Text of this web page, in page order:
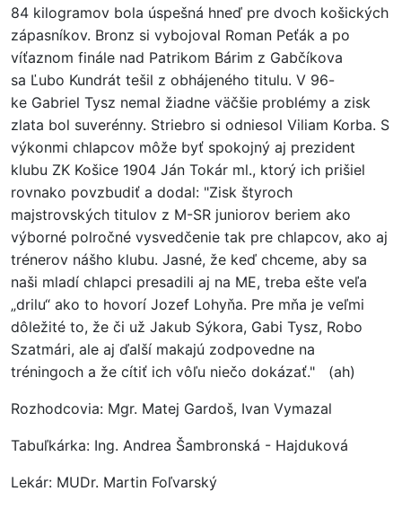
84 kilogramov bola úspešná hneď pre dvoch košických
zápasníkov. Bronz si vybojoval Roman Peťák a po
víťaznom finále nad Patrikom Bárim z Gabčíkova
sa Ľubo Kundrát tešil z obhájeného titulu. V 96-
ke Gabriel Tysz nemal žiadne väčšie problémy a zisk
zlata bol suverénny. Striebro si odniesol Viliam Korba. S
výkonmi chlapcov môže byť spokojný aj prezident
klubu ZK Košice 1904 Ján Tokár ml., ktorý ich prišiel
rovnako povzbudiť a dodal: "Zisk štyroch
majstrovských titulov z M-SR juniorov beriem ako
výborné polročné vysvedčenie tak pre chlapcov, ako aj
trénerov nášho klubu. Jasné, že keď chceme, aby sa
naši mladí chlapci presadili aj na ME, treba ešte veľa
„drilu“ ako to hovorí Jozef Lohyňa. Pre mňa je veľmi
dôležité to, že či už Jakub Sýkora, Gabi Tysz, Robo
Szatmári, ale aj ďalší makajú zodpovedne na
tréningoch a že cítiť ich vôľu niečo dokázať." (ah)
Rozhodcovia: Mgr. Matej Gardoš, Ivan Vymazal
Tabuľkárka: Ing. Andrea Šambronská - Hajduková
Lekár: MUDr. Martin Foľvarský